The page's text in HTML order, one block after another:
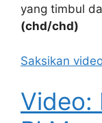
yang timbul
(chd/chd)
Saksikan
Video: